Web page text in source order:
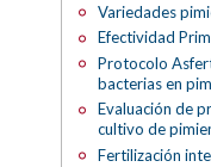
Variedades
Efectividad
Protocolo
bacterias en
Evaluación de
cultivo de
Fertilización